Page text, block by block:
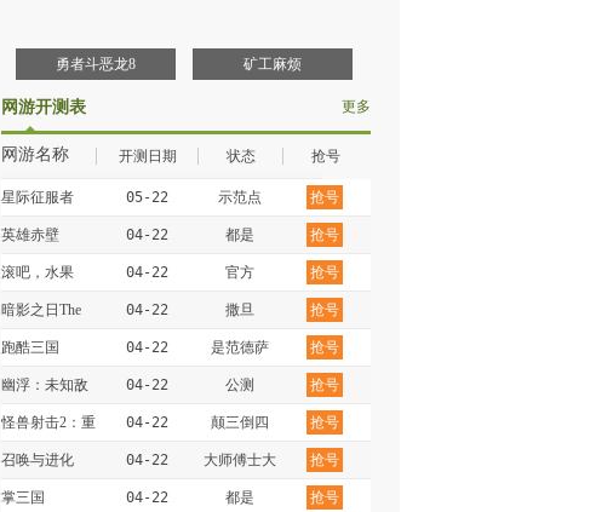
勇者斗恶龙8 矿工麻烦
更多
网游开测表
网游名称 开测日期 状态 抢号
星际征服者 05-22 示范点 抢号
英雄赤壁 04-22 都是 抢号
滚吧，水果 04-22 官方 抢号
暗影之日The
Shadow Sun
04-22 撒旦 抢号
跑酷三国 04-22 是范德萨 抢号
幽浮：未知敌
人
04-22 公测 抢号
怪兽射击2：重
返地球
04-22 颠三倒四 抢号
召唤与进化 04-22 大师傅士大
夫
抢号
掌三国 04-22 都是 抢号